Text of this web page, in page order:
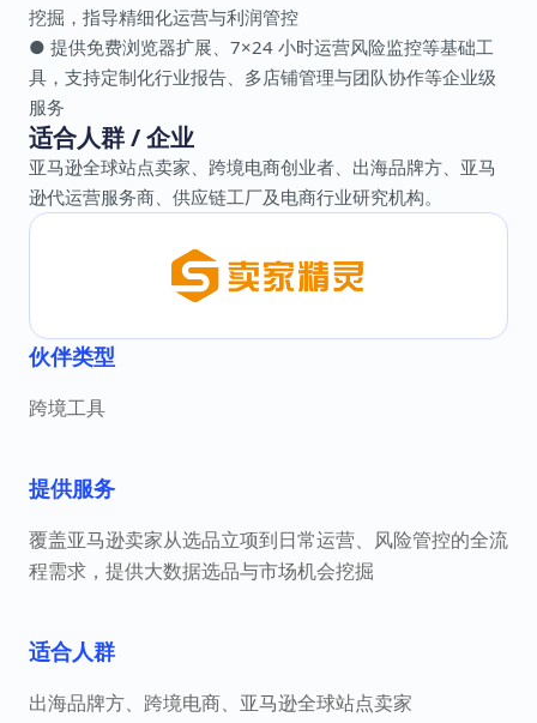
挖掘，指导精细化运营与利润管控
● 提供免费浏览器扩展、7×24 小时运营风险监控等基础工
具，支持定制化行业报告、多店铺管理与团队协作等企业级
服务
适合人群 / 企业
亚马逊全球站点卖家、跨境电商创业者、出海品牌方、亚马
逊代运营服务商、供应链工厂及电商行业研究机构。
伙伴类型
跨境工具
提供服务
覆盖亚马逊卖家从选品立项到日常运营、风险管控的全流
程需求，提供大数据选品与市场机会挖掘
适合人群
出海品牌方、跨境电商、亚马逊全球站点卖家